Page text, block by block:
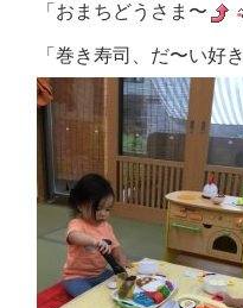
「おまちどうさま〜
「巻き寿司、だ〜い好き